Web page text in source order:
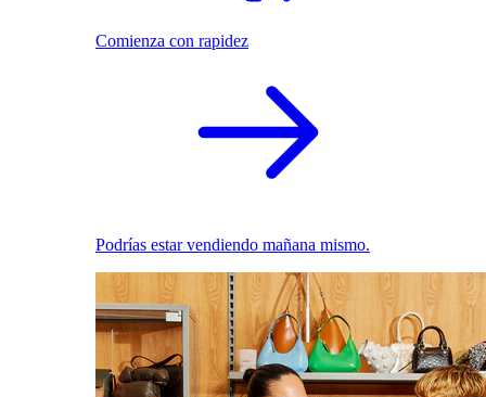
Comienza con rapidez
Podrías estar vendiendo mañana mismo.